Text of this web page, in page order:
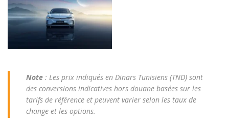
Note : Les prix indiqués en Dinars Tunisiens (TND) sont
des conversions indicatives hors douane basées sur les
tarifs de référence et peuvent varier selon les taux de
change et les options.